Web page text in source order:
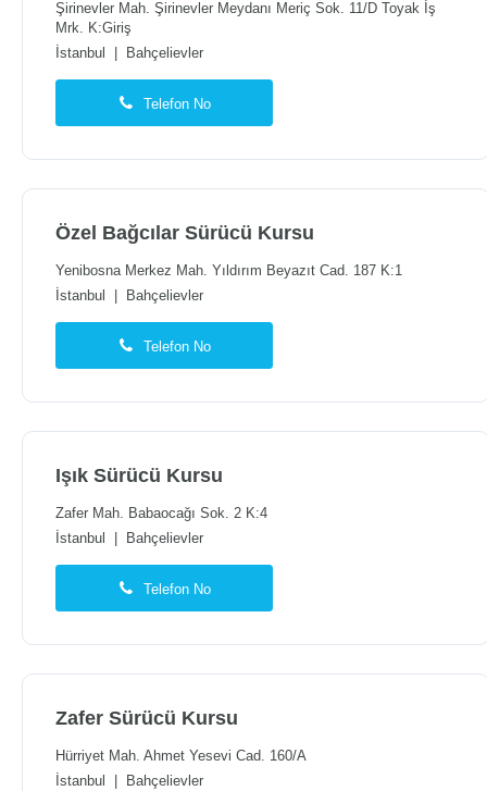
Şirinevler Mah. Şirinevler Meydanı Meriç Sok. 11/D Toyak İş
Mrk. K:Giriş
İstanbul
Bahçelievler
Telefon No
Özel Bağcılar Sürücü Kursu
Yenibosna Merkez Mah. Yıldırım Beyazıt Cad. 187 K:1
İstanbul
Bahçelievler
Telefon No
Işık Sürücü Kursu
Zafer Mah. Babaocağı Sok. 2 K:4
İstanbul
Bahçelievler
Telefon No
Zafer Sürücü Kursu
Hürriyet Mah. Ahmet Yesevi Cad. 160/A
İstanbul
Bahçelievler